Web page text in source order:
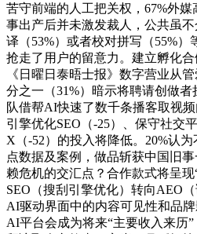
苦守前端的人工把关权，67%外
事出产后并未激发裁人，公共虽
译（53%）或者校对拼写（55%
抢走了用户的留意力。建立孵化
《日曜日泰晤士报》数字营业从
分之一（31%）暗示将聘请创做
队借帮AI快速了数千条播客取视
引擎优化SEO（-25）、保守社交
X（-52）的投入将降低。20%认
点数据及案例，做品斩获中国旧
赖危机的交汇点？合作款式将呈
SEO（搜刮引擎优化）转向AEO
AI驱动界面中的内容可见性和品
AI平台会成为将来“主要收入来历